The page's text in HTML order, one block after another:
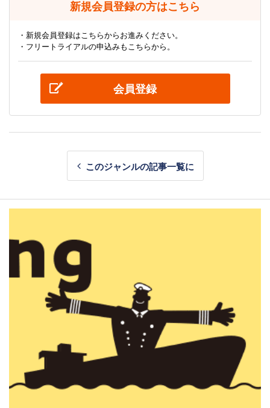
新規会員登録の方はこちら
・新規会員登録はこちらからお進みください。
・フリートライアルの申込みもこちらから。
会員登録
このジャンルの記事一覧に